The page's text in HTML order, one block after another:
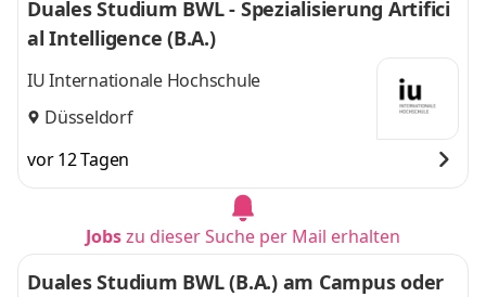
Duales Studium BWL - Spezialisierung Artifici
al Intelligence (B.A.)
IU Internationale Hochschule
Düsseldorf
vor 12 Tagen
Jobszu dieser Suche per Mail erhalten
Duales Studium BWL (B.A.) am Campus oder